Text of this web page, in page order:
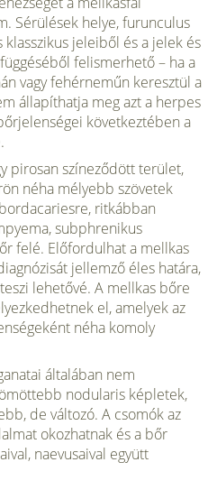
Sérülések helye, furunculus
klasszikus jeleiből és a jelek és
felismerhető – ha a
vagy fehérneműn keresztül a
állapíthatja meg azt a herpes
következtében a
pirosan színeződött terület,
néha mélyebb szövetek
ritkábban
subphrenikus
felé. Előfordulhat a mellkas
jellemző éles határa,
lehetővé. A mellkas bőre
el, amelyek az
néha komoly
általában nem
nodularis képletek,
de változó. A csomók az
okozhatnak és a bőr
naevusaival együtt